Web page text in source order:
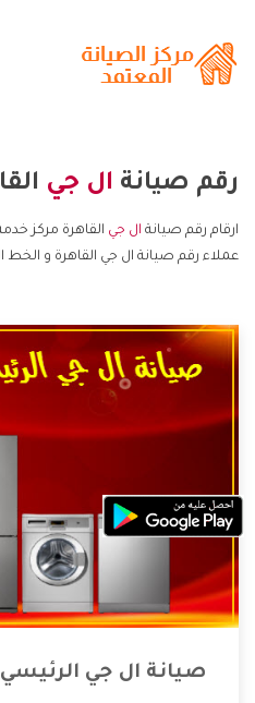
رقم صيانة ال جي
ارقام رقم صيانة ال جي القاهرة مركز
عملاء رقم صيانة ال جي القاهرة و الخط
صيانة ال جي الرئيسي